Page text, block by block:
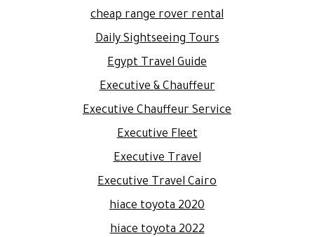
cheap range rover rental
Daily Sightseeing Tours
Egypt Travel Guide
Executive & Chauffeur
Executive Chauffeur Service
Executive Fleet
Executive Travel
Executive Travel Cairo
hiace toyota 2020
hiace toyota 2022